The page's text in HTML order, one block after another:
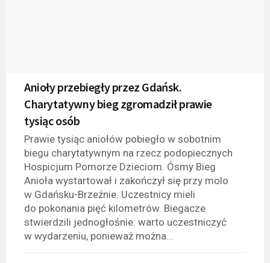
Anioły przebiegły przez Gdańsk.
Charytatywny bieg zgromadził prawie
tysiąc osób
Prawie tysiąc aniołów pobiegło w sobotnim
biegu charytatywnym na rzecz podopiecznych
Hospicjum Pomorze Dzieciom. Ósmy Bieg
Anioła wystartował i zakończył się przy molo
w Gdańsku-Brzeźnie. Uczestnicy mieli
do pokonania pięć kilometrów. Biegacze
stwierdzili jednogłośnie: warto uczestniczyć
w wydarzeniu, ponieważ można...